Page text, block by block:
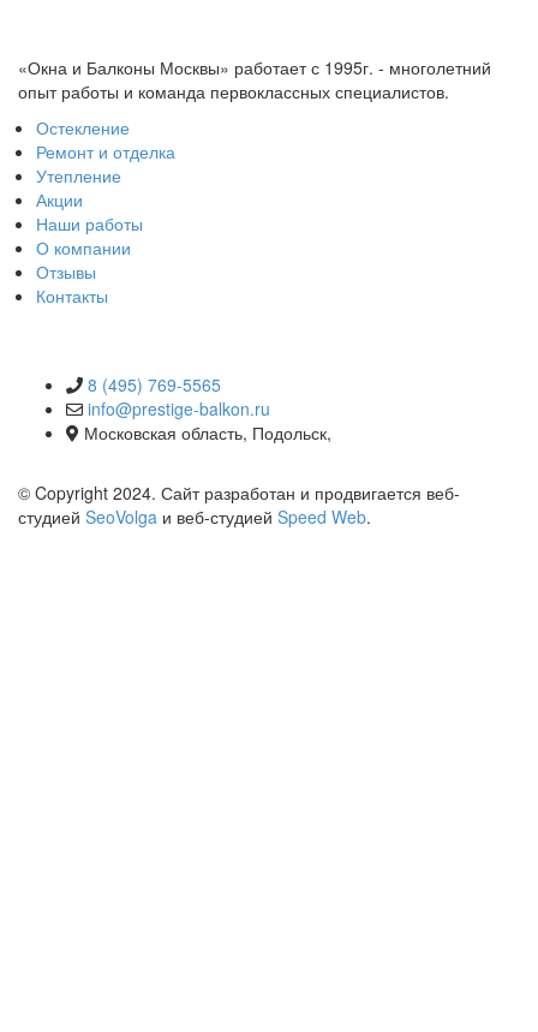
«Окна и Балконы Москвы» работает с 1995г. - многолетний
опыт работы и команда первоклассных специалистов.
Остекление
Ремонт и отделка
Утепление
Акции
Наши работы
О компании
Отзывы
Контакты
8 (495) 769-5565
info@prestige-balkon.ru
Московская область, Подольск,
© Copyright 2024. Сайт разработан и продвигается веб-
студией SeoVolga и веб-студией Speed Web.